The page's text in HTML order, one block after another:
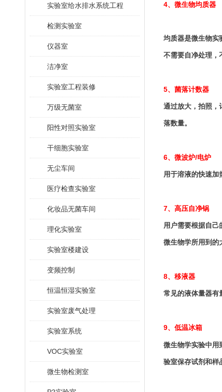
实验室给水排水系统工程
检测实验室
仪器室
洁净室
实验室工程装修
万级无菌室
阳性对照实验室
干细胞实验室
无尘车间
医疗检查实验室
化妆品无菌车间
理化实验室
实验室楼建设
变频控制
恒温恒湿实验室
实验室废气处理
实验室系统
VOC实验室
微生物检测室
4、微生物均质器
均质器是微生物实
不需要自净处理，
5、菌落计数器
通过放大，拍照，
落数量。
6、微波炉/电炉
用于溶液的快速加
7、高压自净锅
用户需要根据自己
微生物学所用到的
8、移液器
常见的液体量器有
9、低温冰箱
微生物学实验中用
验室保存试剂和样